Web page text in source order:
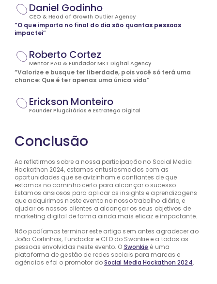
Daniel Godinho
CEO & Head of Growth Outlier Agency
“O que importa no final do dia são quantas pessoas
impactei”
Roberto Cortez
Mentor PAD & Fundador MKT Digital Agency
“Valorize e busque ter liberdade, pois você só terá uma
chance: Que é ter apenas uma única vida”
Erickson Monteiro
Founder Plugcitários e Estratega Digital
Conclusão
Ao refletirmos sobre a nossa participação no Social Media
Hackathon 2024, estamos entusiasmados com as
oportunidades que se avizinham e confiantes de que
estamos no caminho certo para alcançar o sucesso.
Estamos ansiosos para aplicar os insights e aprendizagens
que adquirimos neste evento no nosso trabalho diário, e
ajudar os nossos clientes a alcançar os seus objetivos de
marketing digital de forma ainda mais eficaz e impactante.
Não podíamos terminar este artigo sem antes agradecer ao
João Cortinhas, Fundador e CEO do Swonkie e a todas as
pessoas envolvidas neste evento. O Swonkie é uma
plataforma de gestão de redes sociais para marcas e
agências e foi o promotor doSocial Media Hackathon 2024.